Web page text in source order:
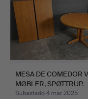
MESA DE COMEDOR V
MØBLER, SPØTTRUP.
Subastado 4 mar 2025